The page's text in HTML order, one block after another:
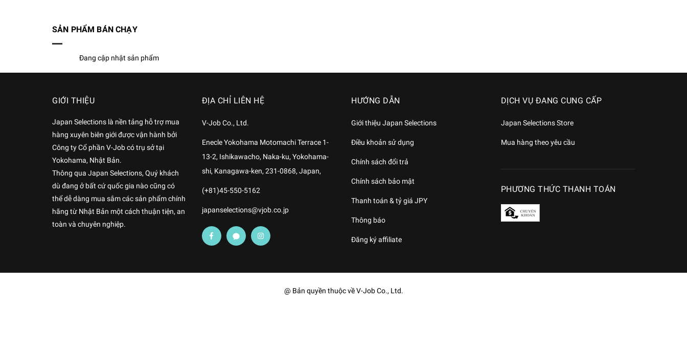
SẢN PHẨM BÁN CHẠY
Đang cập nhật sản phẩm
GIỚI THIỆU
Japan Selections là nền tảng hỗ trợ mua
hàng xuyên biên giới được vận hành bởi
Công ty Cổ phần V-Job có trụ sở tại
Yokohama, Nhật Bản.
Thông qua Japan Selections, Quý khách
dù đang ở bất cứ quốc gia nào cũng có
thể dễ dàng mua sắm các sản phẩm chính
hãng từ Nhật Bản một cách thuận tiện, an
toàn và chuyên nghiệp.
ĐỊA CHỈ LIÊN HỆ
V-Job Co., Ltd.
Enecle Yokohama Motomachi Terrace 1-
13-2, Ishikawacho, Naka-ku, Yokohama-
shi, Kanagawa-ken, 231-0868, Japan,
(+81)45-550-5162
japanselections@vjob.co.jp
HƯỚNG DẪN
Giới thiệu Japan Selections
Điều khoản sử dụng
Chính sách đổi trả
Chính sách bảo mật
Thanh toán & tỷ giá JPY
Thông báo
Đăng ký affiliate
DỊCH VỤ ĐANG CUNG CẤP
Japan Selections Store
Mua hàng theo yêu cầu
PHƯƠNG THỨC THANH TOÁN
@ Bản quyền thuộc về V-Job Co., Ltd.